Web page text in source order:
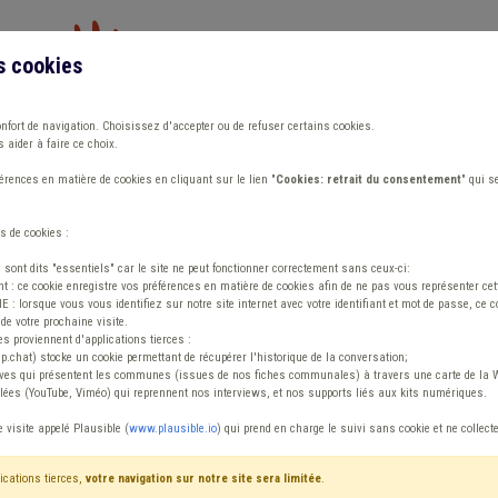
Publications Outils Fiches
Technique Travaux
en chef D9 (h/f/
cookies
de navigation. Choisissez d'accepter ou de refuser certains cookies.
aider à faire ce choix.
en matière de cookies en cliquant sur le lien "Cookies: retrait du consentement" qui
de cookies :
sont dits "essentiels" car le site ne peut fonctionner correctement sans ceux-ci:
: ce cookie enregistre vos préférences en matière de cookies afin de ne pas vous représenter
: lorsque vous vous identifiez sur notre site internet avec votre identifiant et mot de passe, ce
votre prochaine visite.
proviennent d'applications tierces :
stocke un cookie permettant de récupérer l'historique de la conversation;
qui présentent les communes (issues de nos fiches communales) à travers une carte de la
(YouTube, Viméo) qui reprennent nos interviews, et nos supports liés aux kits numériques.
visite appelé Plausible (www.plausible.io) qui prend en charge le suivi sans cookie et ne
tierces, votre navigation sur notre site sera limitée.